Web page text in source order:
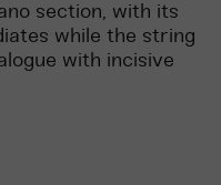
section, with its
while the string
with incisive